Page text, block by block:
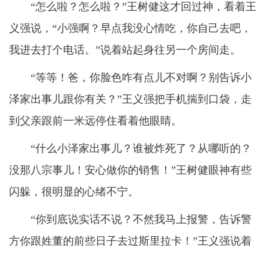
“怎么啦？怎么啦？”王树健这才回过神，看着王
义强说，“小强啊？早点我没心情吃，你自己去吧，
我进去打个电话。”说着站起身往另一个房间走。
“等等！爸，你脸色咋有点儿不对啊？别告诉小
泽家出事儿跟你有关？”王义强把手机揣到口袋，走
到父亲跟前一米远停住看着他眼睛。
“什么小泽家出事儿？谁被炸死了？从哪听的？
没那八宗事儿！安心做你的销售！”王树健眼神有些
闪躲，很明显的心绪不宁。
“你到底说实话不说？不然我马上报警，告诉警
方你跟姓董的前些日子去过斯里拉卡！”王义强说着